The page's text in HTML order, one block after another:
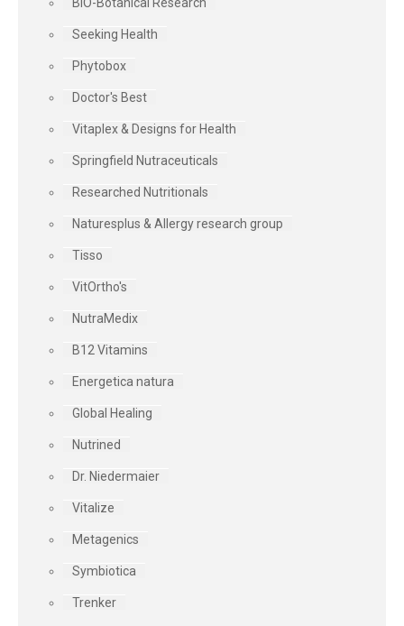
Seeking Health
Phytobox
Doctor's Best
Vitaplex & Designs for Health
Springfield Nutraceuticals
Researched Nutritionals
Naturesplus & Allergy research group
Tisso
VitOrtho's
NutraMedix
B12 Vitamins
Energetica natura
Global Healing
Nutrined
Dr. Niedermaier
Vitalize
Metagenics
Symbiotica
Trenker